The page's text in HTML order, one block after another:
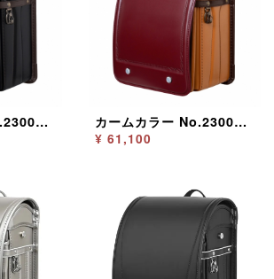
カームカラー No.2300 カームグリーン カームカラー No.2300 カームボルドー
¥ 61,100